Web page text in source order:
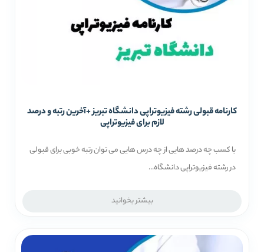
کارنامه قبولی رشته فیزیوتراپی دانشگاه تبریز +آخرین رتبه و درصد
لازم برای فیزیوتراپی
با کسب چه درصد هایی از چه درس هایی می توان رتبه خوبی برای قبولی
در رشته فیزیوتراپی دانشگاه...
بیشتر بخوانید